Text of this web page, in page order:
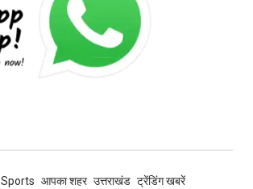
Sports आपका शहर उत्तराखंड ट्रेंडिंग खबरें